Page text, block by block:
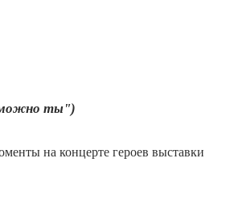
ты")
на концерте героев выставки